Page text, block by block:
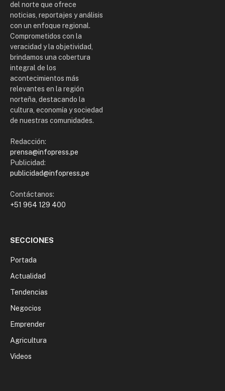
del norte que ofrece
noticias, reportajes y análisis
con un enfoque regional.
Comprometidos con la
veracidad y la objetividad,
brindamos una cobertura
integral de los
acontecimientos más
relevantes en la región
norteña, destacando la
cultura, economía y sociedad
de nuestras comunidades.
Redacción:
prensa@infopress.pe
Publicidad:
publicidad@infopress.pe
Contáctanos:
+51 964 129 400
SECCIONES
Portada
Actualidad
Tendencias
Negocios
Emprender
Agricultura
Videos